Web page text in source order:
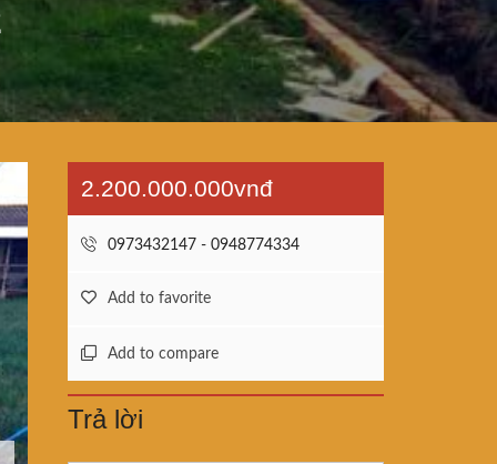
2.200.000.000vnđ
0973432147 - 0948774334
Add to favorite
Add to compare
Trả lời